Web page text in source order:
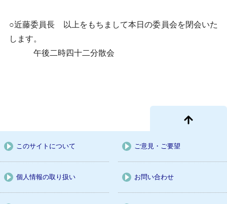
○近藤委員長 以上をもちまして本日の委員会を閉会いた
します。
午後二時四十二分散会
このサイトについて ご意見・ご要望
個人情報の取り扱い お問い合わせ